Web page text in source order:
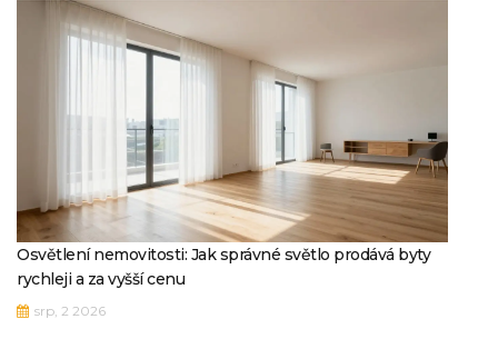
Osvětlení nemovitosti: Jak správné světlo prodává byty
rychleji a za vyšší cenu
srp, 2 2026